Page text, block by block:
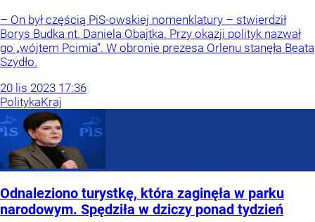
– On był częścią PiS-owskiej nomenklatury – stwierdził
Borys Budka nt. Daniela Obajtka. Przy okazji polityk nazwał
go „wójtem Pcimia”. W obronie prezesa Orlenu stanęła Beata
Szydło.
20 lis 2023 17:36
PolitykaKraj
Odnaleziono turystkę, która zaginęła w parku
narodowym. Spędziła w dziczy ponad tydzień